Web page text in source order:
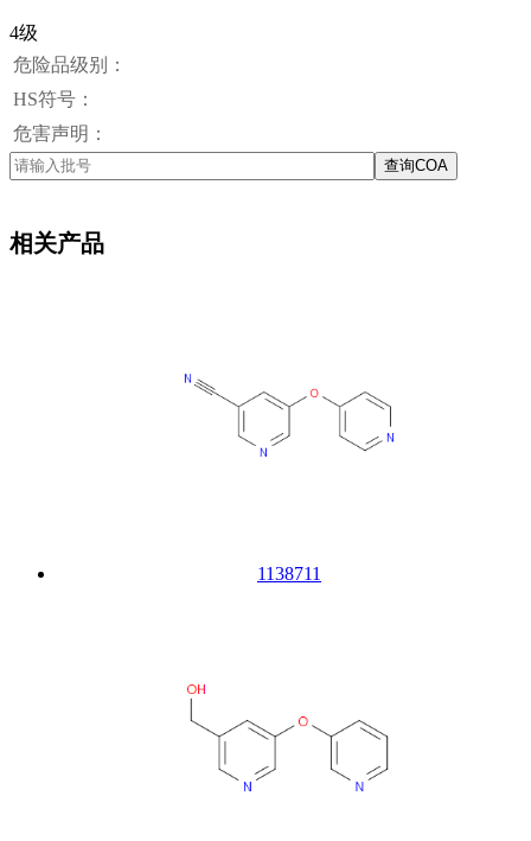
4级
危险品级别：
HS符号：
危害声明：
查询COA
相关产品
1138711